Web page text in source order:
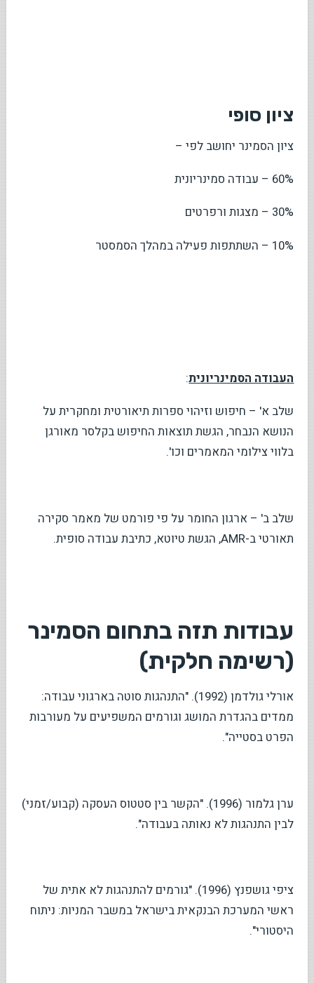
ציון סופי
ציון הסמינר יחושב לפי –
60% – עבודה סמינריונית
30% – מצגות ורפרטים
10% – השתתפות פעילה במהלך הסמסטר
העבודה הסמינריונית:
שלב א' – חיפוש וזיהוי ספרות תיאורטית ומחקרית על
הנושא הנבחר, הגשת תוצאות החיפוש בקלסר מאורגן
בלווי צילומי המאמרים וכו'.
שלב ב' – ארגון החומר על פי פורמט של מאמר סקירה
תאורטי ב-AMR, הגשת טיוטא, כתיבת עבודה סופית.
עבודות תזה בתחום הסמינר
(רשימה חלקית)
אורלי גולדמן (1992). "התנהגות סוטה בארגוני עבודה:
ממדים בהגדרת המושג וגורמים המשפיעים על מעורבות
הפרט בסטייה".
ערן גלמור (1996). "הקשר בין סטטוס העסקה (קבוע/זמני)
לבין התנהגות לא נאותה בעבודה".
ציפי גושפנץ (1996). "גורמים להתנהגות לא אתית של
ראשי המערכת הבנקאית בישראל במשבר המניות: ניתוח
היסטורי".